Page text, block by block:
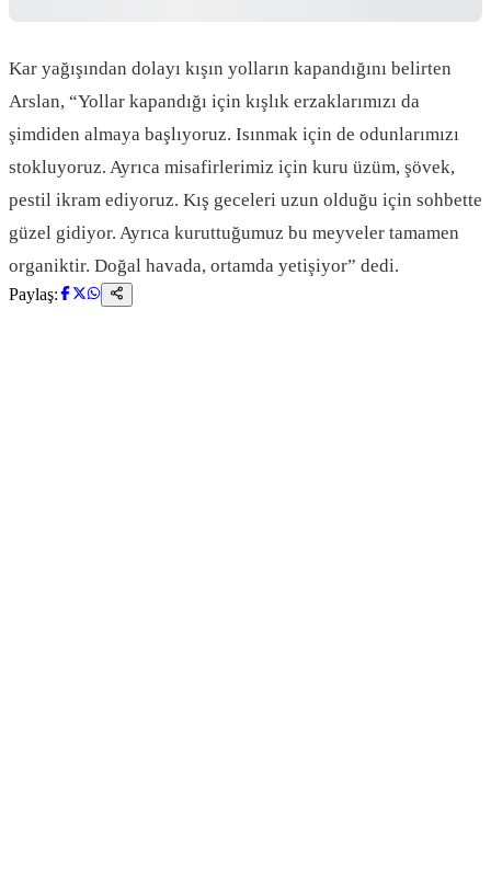
Kar yağışından dolayı kışın yolların kapandığını belirten
Arslan, “Yollar kapandığı için kışlık erzaklarımızı da
şimdiden almaya başlıyoruz. Isınmak için de odunlarımızı
stokluyoruz. Ayrıca misafirlerimiz için kuru üzüm, şövek,
pestil ikram ediyoruz. Kış geceleri uzun olduğu için sohbette
güzel gidiyor. Ayrıca kuruttuğumuz bu meyveler tamamen
organiktir. Doğal havada, ortamda yetişiyor” dedi.
Paylaş: